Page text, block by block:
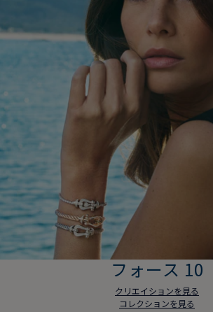
フォース 10
クリエイションを見る
コレクションを見る